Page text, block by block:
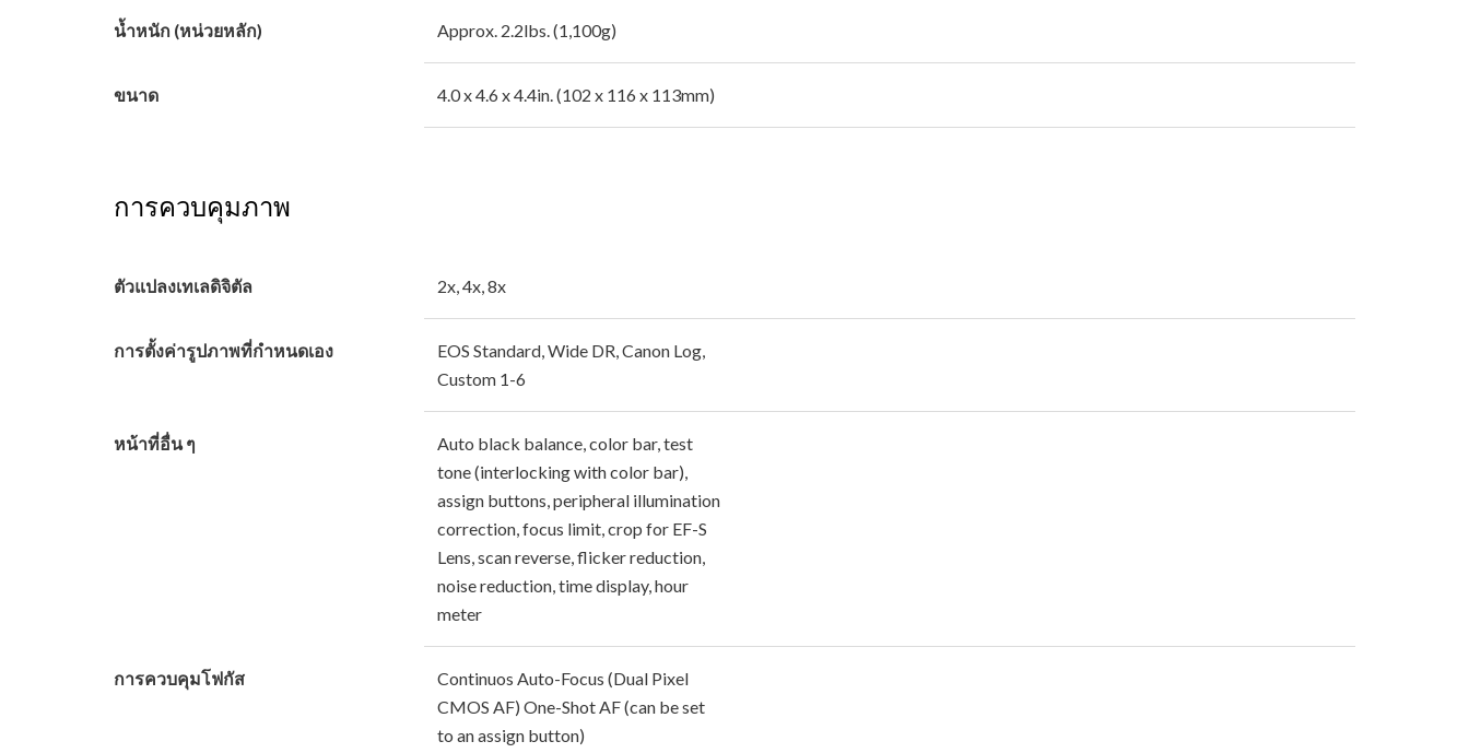
น้ำหนัก (หน่วยหลัก) Approx. 2.2lbs. (1,100g)
ขนาด 4.0 x 4.6 x 4.4in. (102 x 116 x 113mm)
การควบคุมภาพ
ตัวแปลงเทเลดิจิตัล 2x, 4x, 8x
การตั้งค่ารูปภาพที่กำหนดเอง
EOS Standard, Wide DR, Canon Log,
Custom 1-6
หน้าที่อื่น ๆ
Auto black balance, color bar, test
tone (interlocking with color bar),
assign buttons, peripheral illumination
correction, focus limit, crop for EF-S
Lens, scan reverse, flicker reduction,
noise reduction, time display, hour
meter
การควบคุมโฟกัส
Continuos Auto-Focus (Dual Pixel
CMOS AF) One-Shot AF (can be set
to an assign button)